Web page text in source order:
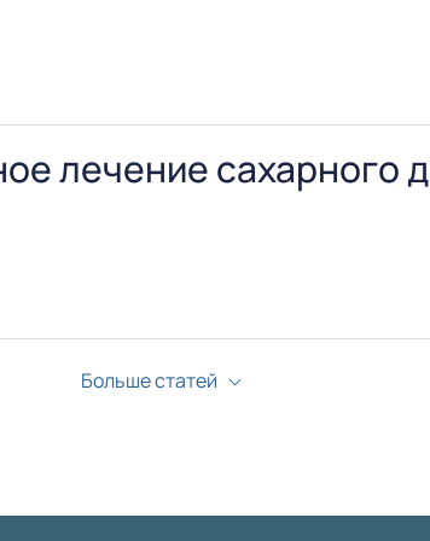
расчёты, формулы по
лечение сахарного
нарушением всех видов
всех органов и тканей.
Больше статей